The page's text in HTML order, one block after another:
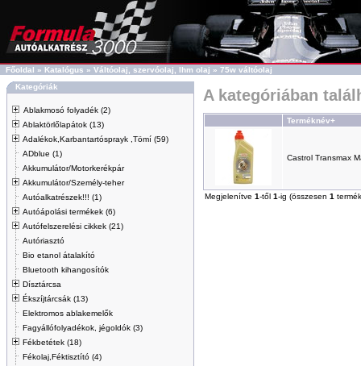
Főoldal » Katalógus » Váltóolaj, szervóolaj, lhm olaj » 75w váltóolaj
Kategóriák
Ablakmosó folyadék (2)
Ablaktörlőlapátok (13)
Adalékok,Karbantartósprayk ,Tömí (59)
ADblue (1)
Akkumulátor/Motorkerékpár
Akkumulátor/Személy-teher
Autóalkatrészek!!! (1)
Autóápolási termékek (6)
Autófelszerelési cikkek (21)
Autóriasztó
Bio etanol átalakító
Bluetooth kihangosítók
Dísztárcsa
Ékszíjtárcsák (13)
Elektromos ablakemelők
Fagyállófolyadékok, jégoldók (3)
Fékbetétek (18)
Fékolaj,Féktisztító (4)
A kategóriában
Terméknév+
Castrol Transmax
Megjelenítve 1-től 1-ig (összesen 1